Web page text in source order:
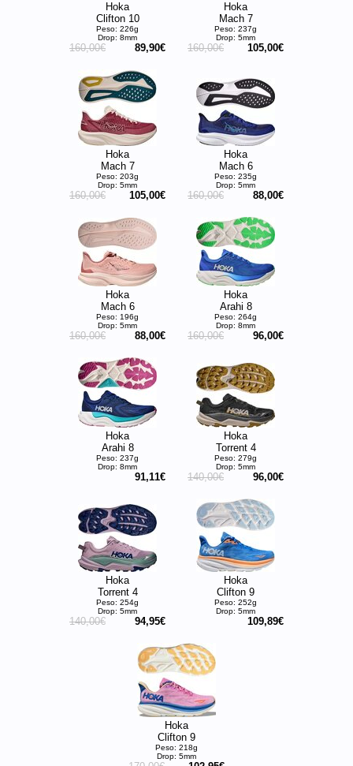
Hoka
Clifton 10
Peso: 226g
Drop: 8mm
160,00€ 89,90€
Hoka
Mach 7
Peso: 237g
Drop: 5mm
160,00€ 105,00€
Hoka
Mach 7
Peso: 203g
Drop: 5mm
160,00€ 105,00€
Hoka
Mach 6
Peso: 235g
Drop: 5mm
160,00€ 88,00€
Hoka
Mach 6
Peso: 196g
Drop: 5mm
160,00€ 88,00€
Hoka
Arahi 8
Peso: 264g
Drop: 8mm
160,00€ 96,00€
Hoka
Arahi 8
Peso: 237g
Drop: 8mm
91,11€
Hoka
Torrent 4
Peso: 279g
Drop: 5mm
140,00€ 96,00€
Hoka
Torrent 4
Peso: 254g
Drop: 5mm
140,00€ 94,95€
Hoka
Clifton 9
Peso: 252g
Drop: 5mm
109,89€
Hoka
Clifton 9
Peso: 218g
Drop: 5mm